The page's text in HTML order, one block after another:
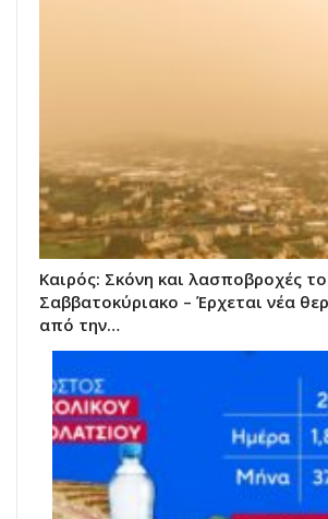
Καιρός: Σκόνη και λασποβροχές το
Σαββατοκύριακο – Έρχεται νέα
από την…